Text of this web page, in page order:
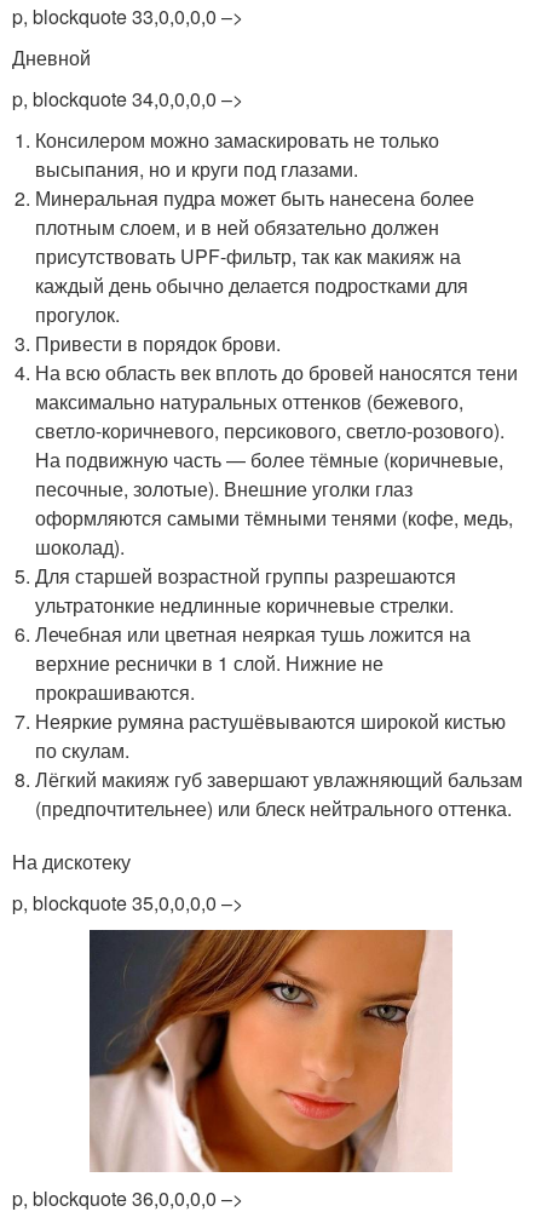
p, blockquote 33,0,0,0,0 –>
Дневной
p, blockquote 34,0,0,0,0 –>
Консилером можно замаскировать не только
высыпания, но и круги под глазами.
Минеральная пудра может быть нанесена более
плотным слоем, и в ней обязательно должен
присутствовать UPF-фильтр, так как макияж на
каждый день обычно делается подростками для
прогулок.
Привести в порядок брови.
На всю область век вплоть до бровей наносятся тени
максимально натуральных оттенков (бежевого,
светло-коричневого, персикового, светло-розового).
На подвижную часть — более тёмные (коричневые,
песочные, золотые). Внешние уголки глаз
оформляются самыми тёмными тенями (кофе, медь,
шоколад).
Для старшей возрастной группы разрешаются
ультратонкие недлинные коричневые стрелки.
Лечебная или цветная неяркая тушь ложится на
верхние реснички в 1 слой. Нижние не
прокрашиваются.
Неяркие румяна растушёвываются широкой кистью
по скулам.
Лёгкий макияж губ завершают увлажняющий бальзам
(предпочтительнее) или блеск нейтрального оттенка.
На дискотеку
p, blockquote 35,0,0,0,0 –>
p, blockquote 36,0,0,0,0 –>